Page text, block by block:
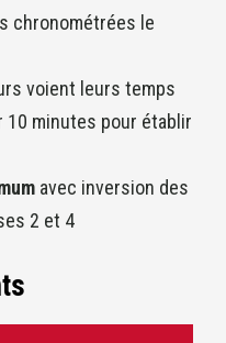
chronométrées le
voient leurs temps
minutes pour établir
avec inversion des
2 et 4